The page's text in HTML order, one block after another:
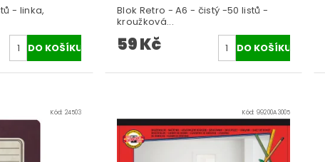
- linka,
Blok Retro - A6 - čistý -50 listů -
kroužková...
59 Kč
Kód: 24503 Kód: 99200A3005